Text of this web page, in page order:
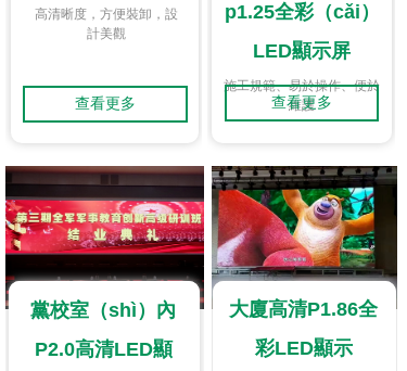
高清晰度，方便裝卸，設
計美觀
查看更多
p1.25全彩（cǎi）
LED顯示屏
施工規範、易於操作、便於
維護
查看更多
黨校室（shì）內
P2.0高清LED顯
大廈高清P1.86全
彩LED顯示